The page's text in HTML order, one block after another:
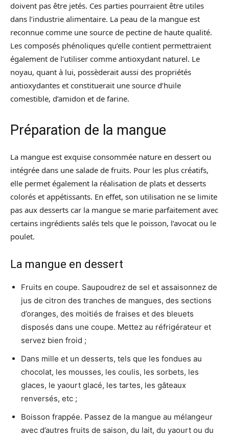
doivent pas être jetés. Ces parties pourraient être utiles
dans l’industrie alimentaire. La peau de la mangue est
reconnue comme une source de pectine de haute qualité.
Les composés phénoliques qu’elle contient permettraient
également de l’utiliser comme antioxydant naturel. Le
noyau, quant à lui, possèderait aussi des propriétés
antioxydantes et constituerait une source d’huile
comestible, d’amidon et de farine.
Préparation de la mangue
La mangue est exquise consommée nature en dessert ou
intégrée dans une salade de fruits. Pour les plus créatifs,
elle permet également la réalisation de plats et desserts
colorés et appétissants. En effet, son utilisation ne se limite
pas aux desserts car la mangue se marie parfaitement avec
certains ingrédients salés tels que le poisson, l’avocat ou le
poulet.
La mangue en dessert
Fruits en coupe. Saupoudrez de sel et assaisonnez de
jus de citron des tranches de mangues, des sections
d’oranges, des moitiés de fraises et des bleuets
disposés dans une coupe. Mettez au réfrigérateur et
servez bien froid ;
Dans mille et un desserts, tels que les fondues au
chocolat, les mousses, les coulis, les sorbets, les
glaces, le yaourt glacé, les tartes, les gâteaux
renversés, etc ;
Boisson frappée. Passez de la mangue au mélangeur
avec d’autres fruits de saison, du lait, du yaourt ou du